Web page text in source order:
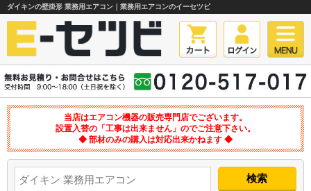
ダイキンの壁掛形 業務用エアコン｜業務用エアコンのイーセツビ
当店はエアコン機器の販売専門店でございます。
設置入替の「工事は出来ません」のでご注意下さい。
◆ 部材のみの購入は対応出来かねます ◆